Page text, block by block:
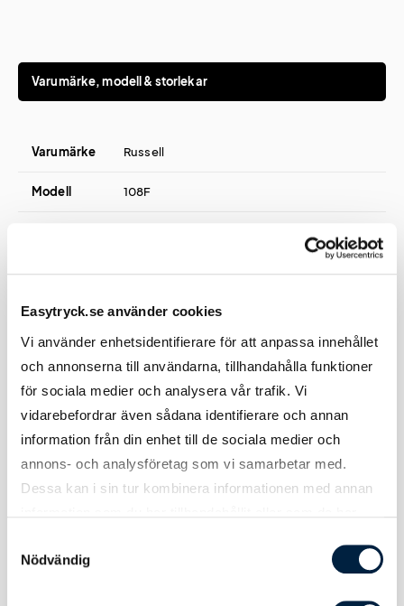
Easytryck.se använder cookies
Vi använder enhetsidentifierare för att anpassa innehållet
och annonserna till användarna, tillhandahålla funktioner
för sociala medier och analysera vår trafik. Vi
vidarebefordrar även sådana identifierare och annan
information från din enhet till de sociala medier och
annons- och analysföretag som vi samarbetar med.
Dessa kan i sin tur kombinera informationen med annan
Nödvändig
Varumärke, modell & storlekar
Varumärke Russell
Modell 108F
Medium Bröstvidd: 45,5 cm Längd: 65 cm
Large Bröstvidd: 48,5 cm Längd: 67,5 cm
Extra
Large
Bröstvidd: 51,5 cm Längd: 70 cm
2XL Bröstvidd: 54,5 cm Längd: 72,5 cm